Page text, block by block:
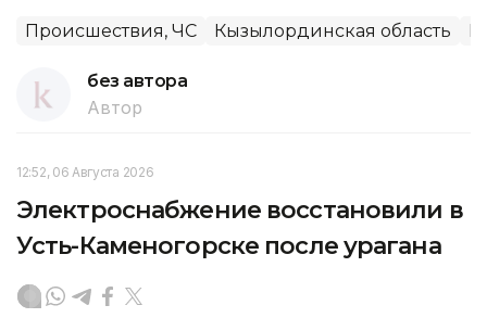
Происшествия, ЧС Кызылординская область
без автора
Автор
12:52, 06 Августа 2026
Электроснабжение восстановили в
Усть-Каменогорске после урагана